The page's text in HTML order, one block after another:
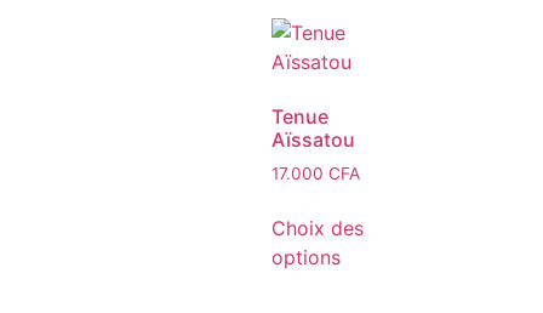
Tenue
Aïssatou
17.000 CFA
Choix des
options